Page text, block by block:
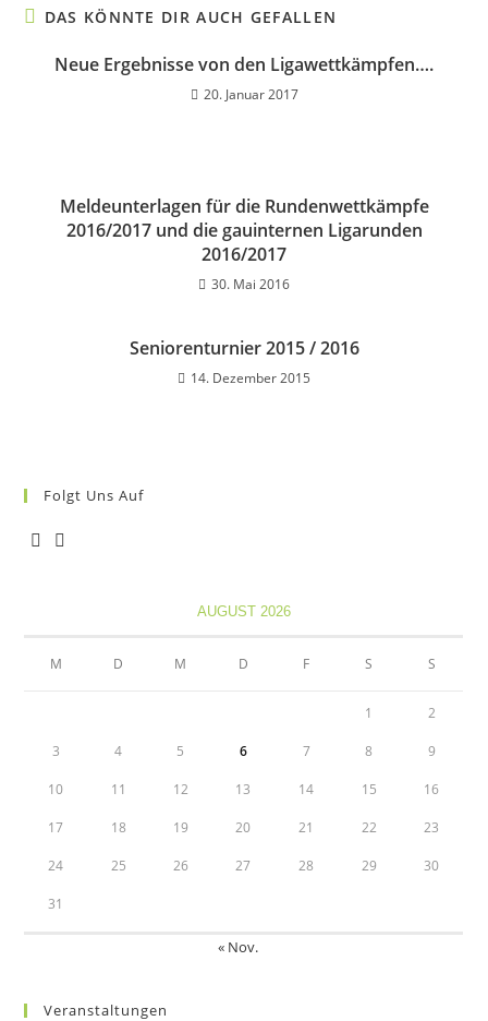
DAS KÖNNTE DIR AUCH GEFALLEN
Neue Ergebnisse von den Ligawettkämpfen….
20. Januar 2017
Meldeunterlagen für die Rundenwettkämpfe
2016/2017 und die gauinternen Ligarunden
2016/2017
30. Mai 2016
Seniorenturnier 2015 / 2016
14. Dezember 2015
Folgt Uns Auf
AUGUST 2026
M D M D F S S
1 2
3 4 5 6 7 8 9
10 11 12 13 14 15 16
17 18 19 20 21 22 23
24 25 26 27 28 29 30
31
« Nov.
Veranstaltungen